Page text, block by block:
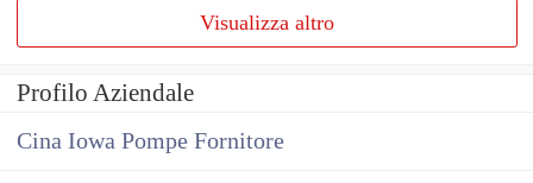
Visualizza altro
Profilo Aziendale
Cina Iowa Pompe Fornitore